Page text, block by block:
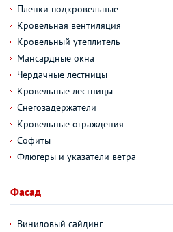
Пленки подкровельные
Кровельная вентиляция
Кровельный утеплитель
Мансардные окна
Чердачные лестницы
Кровельные лестницы
Снегозадержатели
Кровельные ограждения
Софиты
Флюгеры и указатели ветра
Фасад
Виниловый сайдинг